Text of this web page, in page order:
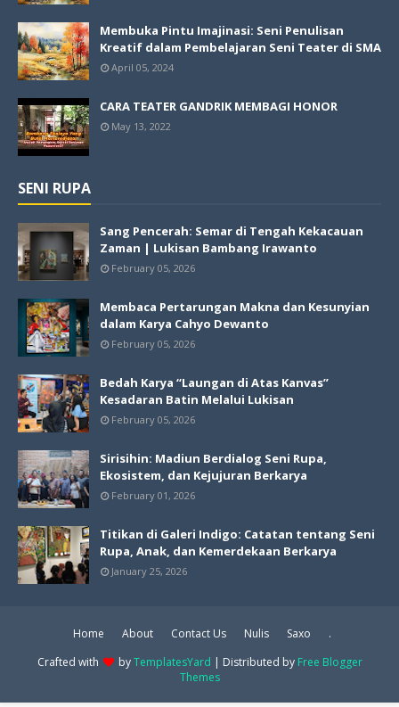
Membuka Pintu Imajinasi: Seni Penulisan
Kreatif dalam Pembelajaran Seni Teater di SMA
April 05, 2024
CARA TEATER GANDRIK MEMBAGI HONOR
May 13, 2022
SENI RUPA
Sang Pencerah: Semar di Tengah Kekacauan
Zaman | Lukisan Bambang Irawanto
February 05, 2026
Membaca Pertarungan Makna dan Kesunyian
dalam Karya Cahyo Dewanto
February 05, 2026
Bedah Karya “Laungan di Atas Kanvas”
Kesadaran Batin Melalui Lukisan
February 05, 2026
Sirisihin: Madiun Berdialog Seni Rupa,
Ekosistem, dan Kejujuran Berkarya
February 01, 2026
Titikan di Galeri Indigo: Catatan tentang Seni
Rupa, Anak, dan Kemerdekaan Berkarya
January 25, 2026
Home About Contact Us Nulis Saxo
.
Crafted with
byTemplatesYard | Distributed by Free Blogger
Themes